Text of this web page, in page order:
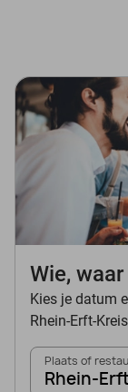
Wie,
Kies je datum
Rhein-Erft-Kreis
Plaats of
Rhein-